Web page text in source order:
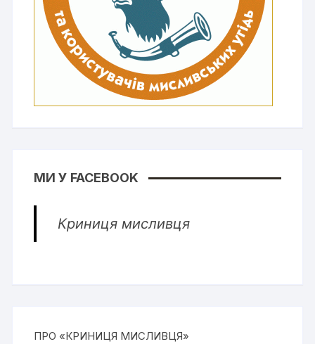
МИ У FACEBOOK
Криниця мисливця
ПРО «КРИНИЦЯ МИСЛИВЦЯ»